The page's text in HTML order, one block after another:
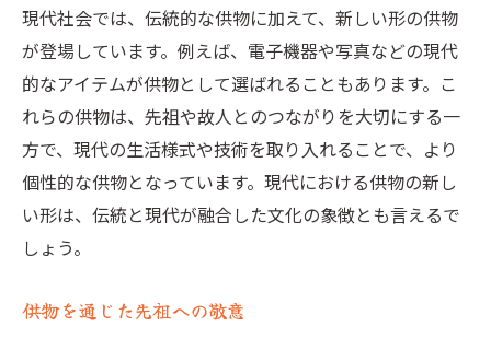
環境に優しい供物の提案
供物に込めるメッセージの考え方
季節に合わせた供物の選定
オンラインでの供物購入のメリット
お墓の供物変わりゆく慣習と現代のアプローチ
時代と共に変わる供物の意味
伝統の供物を現代風にアレンジ
現代社会では、伝統的な供物に加えて、新しい形の供物
が登場しています。例えば、電子機器や写真などの現代
的なアイテムが供物として選ばれることもあります。こ
れらの供物は、先祖や故人とのつながりを大切にする一
方で、現代の生活様式や技術を取り入れることで、より
個性的な供物となっています。現代における供物の新し
い形は、伝統と現代が融合した文化の象徴とも言えるで
しょう。
供物を通じた先祖への敬意